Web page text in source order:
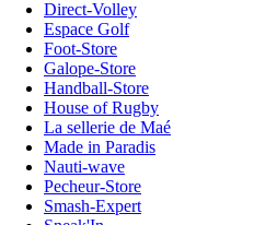
Direct-Volley
Espace Golf
Foot-Store
Galope-Store
Handball-Store
House of Rugby
La sellerie de Maé
Made in Paradis
Nauti-wave
Pecheur-Store
Smash-Expert